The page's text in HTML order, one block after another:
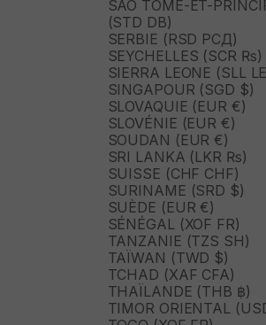
SAO TOMÉ-ET-
(STD DB)
SERBIE (RSD РСД)
SEYCHELLES (SCR ₨)
SIERRA LEONE (SLL
SINGAPOUR (SGD $)
SLOVAQUIE (EUR €)
SLOVÉNIE (EUR €)
SOUDAN (EUR €)
SRI LANKA (LKR ₨)
SUISSE (CHF CHF)
SURINAME (SRD $)
SUÈDE (EUR €)
SÉNÉGAL (XOF FR)
TANZANIE (TZS SH)
TAÏWAN (TWD $)
TCHAD (XAF CFA)
THAÏLANDE (THB ฿)
TIMOR ORIENTAL